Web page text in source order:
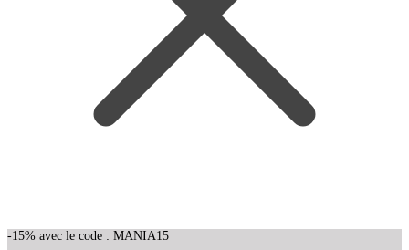
-15% avec le code : MANIA15